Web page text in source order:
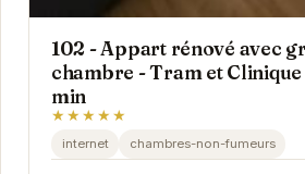
102 - Appart rénové avec
chambre - Tram et Clinique
min
★★★★★
internet chambres-non-fumeurs